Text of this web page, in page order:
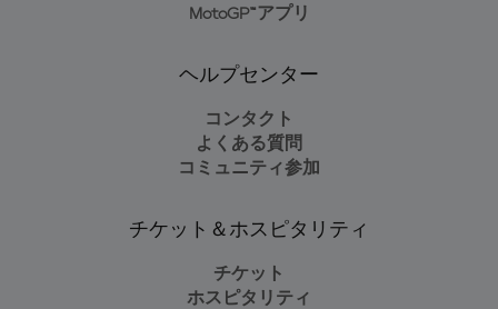
MotoGP™アプリ
ヘルプセンター
コンタクト
よくある質問
コミュニティ参加
チケット＆ホスピタリティ
チケット
ホスピタリティ